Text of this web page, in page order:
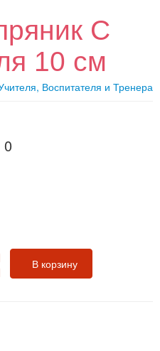
С
10 см
Воспитателя и Тренера
0